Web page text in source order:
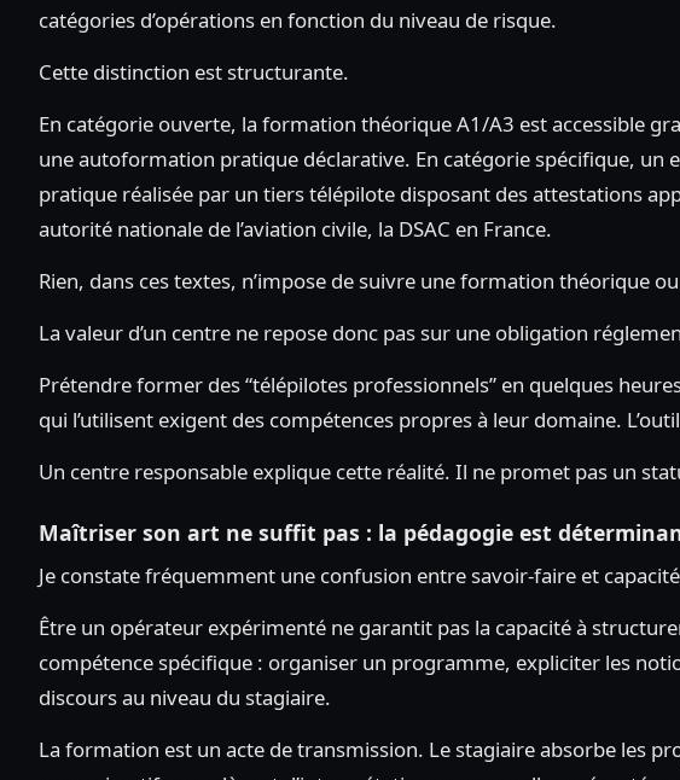
catégories d’opérations en fonction du niveau de risque.
Cette distinction est structurante.
En catégorie ouverte, la formation théorique A1/A3 est accessible
une autoformation pratique déclarative. En catégorie spécifique, un
pratique réalisée par un tiers télépilote disposant des attestations
autorité nationale de l’aviation civile, la DSAC en France.
Rien, dans ces textes, n’impose de suivre une formation théorique
La valeur d’un centre ne repose donc pas sur une obligation
Prétendre former des “télépilotes professionnels” en quelques
qui l’utilisent exigent des compétences propres à leur domaine.
Un centre responsable explique cette réalité. Il ne promet pas un
Maîtriser son art ne suffit pas : la pédagogie est
Je constate fréquemment une confusion entre savoir-faire et
Être un opérateur expérimenté ne garantit pas la capacité à
compétence spécifique : organiser un programme, expliciter les
discours au niveau du stagiaire.
La formation est un acte de transmission. Le stagiaire absorbe les